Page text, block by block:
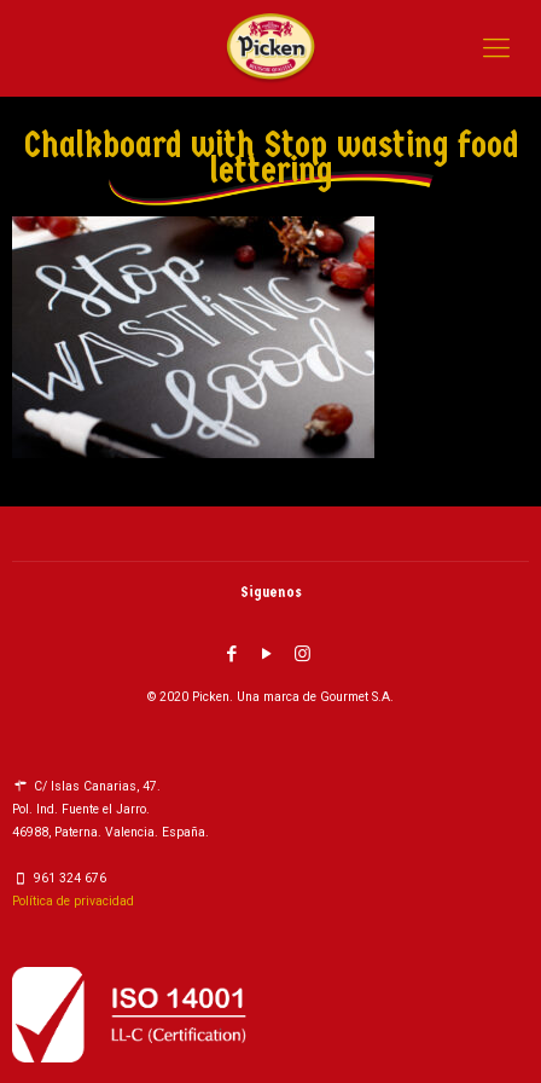
Chalkboard with Stop wasting food
lettering
Siguenos
© 2020 Picken. Una marca de Gourmet S.A.
C/ Islas Canarias, 47.
Pol. Ind. Fuente el Jarro.
46988, Paterna. Valencia. España.
961 324 676
Política de privacidad